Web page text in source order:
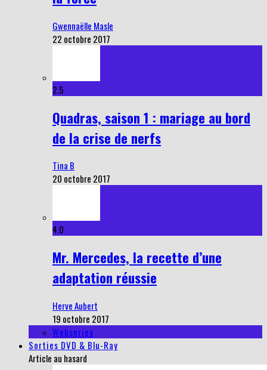
Gwennaëlle Masle
22 octobre 2017
2.5
Quadras, saison 1 : mariage au bord
de la crise de nerfs
Tina B
20 octobre 2017
4.0
Mr. Mercedes, la recette d’une
adaptation réussie
Herve Aubert
19 octobre 2017
Webseries
Sorties DVD & Blu-Ray
Article au hasard